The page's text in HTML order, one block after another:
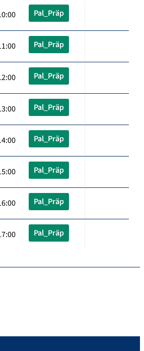
Pal_Präp
Pal_Präp
Pal_Präp
Pal_Präp
Pal_Präp
Pal_Präp
Pal_Präp
Pal_Präp